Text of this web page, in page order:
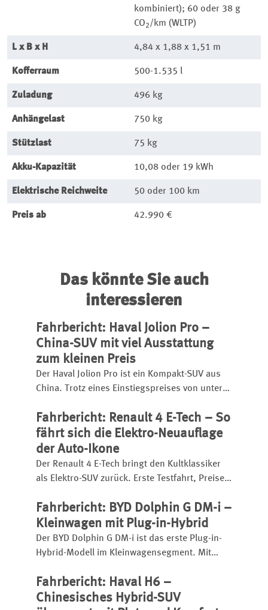
kombiniert); 60 oder 38 g
CO2/km (WLTP)
L x B x H 4,84 x 1,88 x 1,51 m
Kofferraum 500-1.535 l
Zuladung 496 kg
Anhängelast 750 kg
Stützlast 75 kg
Akku-Kapazität 10,08 oder 19 kWh
Elektrische Reichweite 50 oder 100 km
Preis ab 42.990 €
Das könnte Sie auch
interessieren
Fahrbericht: Haval Jolion Pro –
China-SUV mit viel Ausstattung
zum kleinen Preis
Der Haval Jolion Pro ist ein Kompakt-SUV aus
China. Trotz eines Einstiegspreises von unter
Ausstattung, einen kräftigen Turbobenziner
und eignet sich sogar für den
Anhängerbetrieb.
Fahrbericht: Renault 4 E-Tech – So
fährt sich die Elektro-Neuauflage
der Auto-Ikone
Der Renault 4 E-Tech bringt den Kultklassiker
als Elektro-SUV zurück. Erste Testfahrt, Preise,
Fahreindruck im Überblick.
Fahrbericht: BYD Dolphin G DM-i –
Kleinwagen mit Plug-in-Hybrid
Der BYD Dolphin G DM-i ist das erste Plug-in-
Hybrid-Modell im Kleinwagensegment. Mit
bis zu 105 Kilometer, insgesamt kann er bis zu
1.040 Kilometer weit kommen.
Fahrbericht: Haval H6 –
Chinesisches Hybrid-SUV